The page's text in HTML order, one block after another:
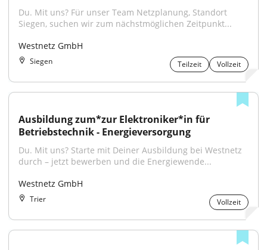
Du. Mit uns? Für unser Team Netzplanung, Standort
Siegen, suchen wir zum nächstmöglichen Zeitpunkt...
Westnetz GmbH
Siegen Teilzeit Vollzeit
Ausbildung zum*zur Elektroniker*in für
Betriebstechnik - Energieversorgung
Du. Mit uns? Starte mit Deiner Ausbildung bei Westnetz
durch – jetzt bewerben und die Energiewende...
Westnetz GmbH
Trier Vollzeit